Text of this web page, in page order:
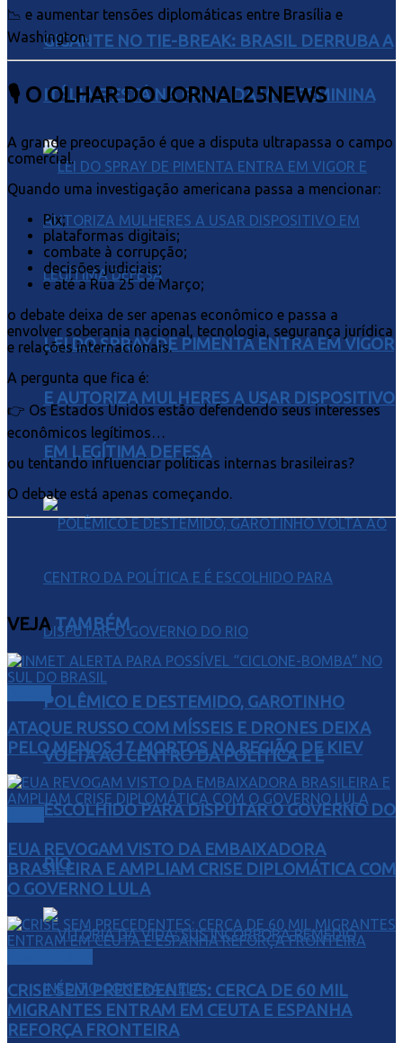
GIGANTE NO TIE-BREAK: BRASIL DERRUBA A
ITÁLIA E ESTÁ NA FINAL DA VNL FEMININA
LEI DO SPRAY DE PIMENTA ENTRA EM VIGOR
E AUTORIZA MULHERES A USAR DISPOSITIVO
EM LEGÍTIMA DEFESA
POLÊMICO E DESTEMIDO, GAROTINHO
VOLTA AO CENTRO DA POLÍTICA E É
ESCOLHIDO PARA DISPUTAR O GOVERNO DO
RIO
📉 e aumentar tensões diplomáticas entre Brasília e
Washington.
🎙️ O OLHAR DO JORNAL25NEWS
A grande preocupação é que a disputa ultrapassa o campo
comercial.
Quando uma investigação americana passa a mencionar:
Pix;
plataformas digitais;
combate à corrupção;
decisões judiciais;
e até a Rua 25 de Março;
o debate deixa de ser apenas econômico e passa a
envolver soberania nacional, tecnologia, segurança jurídica
e relações internacionais.
A pergunta que fica é:
👉 Os Estados Unidos estão defendendo seus interesses
econômicos legítimos…
ou tentando influenciar políticas internas brasileiras?
O debate está apenas começando.
VEJATAMBÉM
ATAQUE RUSSO COM MÍSSEIS E DRONES DEIXA
PELO MENOS 17 MORTOS NA REGIÃO DE KIEV
EUA REVOGAM VISTO DA EMBAIXADORA
BRASILEIRA E AMPLIAM CRISE DIPLOMÁTICA COM
O GOVERNO LULA
CRISE SEM PRECEDENTES: CERCA DE 60 MIL
MIGRANTES ENTRAM EM CEUTA E ESPANHA
REFORÇA FRONTEIRA